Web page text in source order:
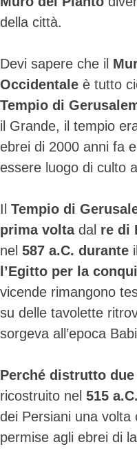
della città.
Devi sapere che il
Occidentale è tutto
Tempio di
il Grande, il tempio
ebrei di 2000 anni fa
essere luogo di culto
Il Tempio di
prima voltadal re di
nel 587 a.C. durante
l’Egitto per la
vicende rimangono
su delle tavolette
sorgeva all’epoca
Perché distrutto
ricostruito nel 515 a.C.
dei Persiani una volta
permise agli ebrei di